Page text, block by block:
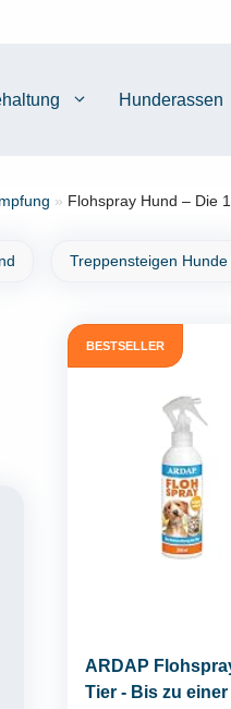
Hunderassen
» Flohspray Hund – Die
Treppensteigen Hunde
BESTSELLER
ARDAP
Tier - Bis zu